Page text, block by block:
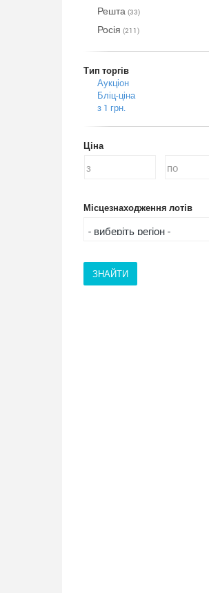
Решта (33)
Росія (211)
Тип торгів
Аукціон
Бліц-ціна
з 1 грн.
Ціна
Місцезнаходження лотів